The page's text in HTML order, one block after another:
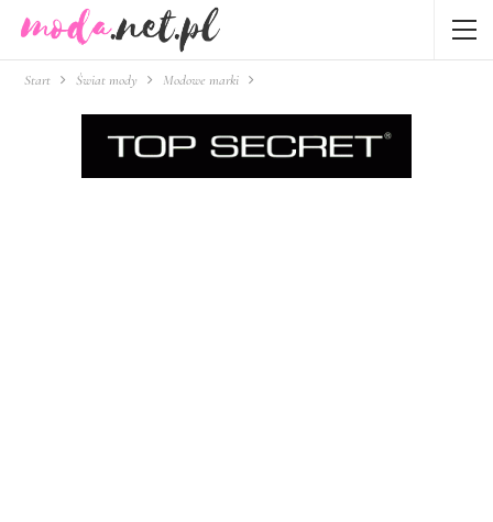
Start Świat mody Modowe marki